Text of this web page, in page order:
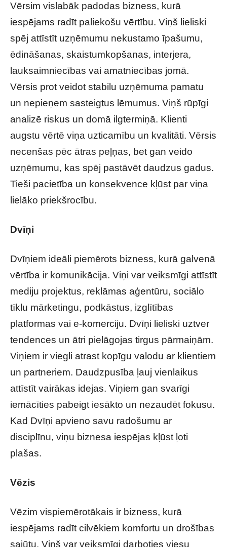
Vērsim vislabāk padodas bizness, kurā
iespējams radīt paliekošu vērtību. Viņš lieliski
spēj attīstīt uzņēmumu nekustamo īpašumu,
ēdināšanas, skaistumkopšanas, interjera,
lauksaimniecības vai amatniecības jomā.
Vērsis prot veidot stabilu uzņēmuma pamatu
un nepieņem sasteigtus lēmumus. Viņš rūpīgi
analizē riskus un domā ilgtermiņā. Klienti
augstu vērtē viņa uzticamību un kvalitāti. Vērsis
necenšas pēc ātras peļņas, bet gan veido
uzņēmumu, kas spēj pastāvēt daudzus gadus.
Tieši pacietība un konsekvence kļūst par viņa
lielāko priekšrocību.
Dvīņi
Dvīņiem ideāli piemērots bizness, kurā galvenā
vērtība ir komunikācija. Viņi var veiksmīgi attīstīt
mediju projektus, reklāmas aģentūru, sociālo
tīklu mārketingu, podkāstus, izglītības
platformas vai e-komerciju. Dvīņi lieliski uztver
tendences un ātri pielāgojas tirgus pārmaiņām.
Viņiem ir viegli atrast kopīgu valodu ar klientiem
un partneriem. Daudzpusība ļauj vienlaikus
attīstīt vairākas idejas. Viņiem gan svarīgi
iemācīties pabeigt iesākto un nezaudēt fokusu.
Kad Dvīņi apvieno savu radošumu ar
disciplīnu, viņu biznesa iespējas kļūst ļoti
plašas.
Vēzis
Vēzim vispiemērotākais ir bizness, kurā
iespējams radīt cilvēkiem komfortu un drošības
sajūtu. Viņš var veiksmīgi darboties viesu